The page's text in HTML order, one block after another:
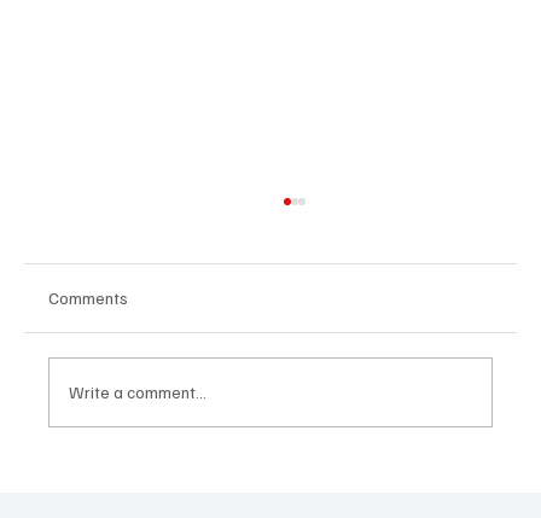
Comments
Write a comment...